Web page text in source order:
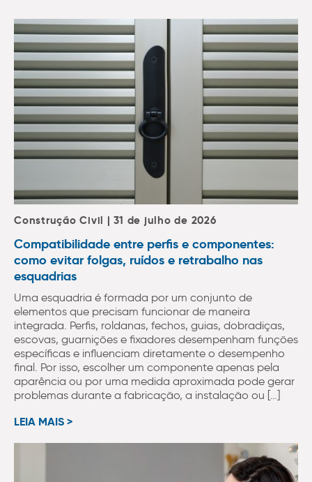
Construção Civil | 31 de julho de 2026
Compatibilidade entre perfis e componentes:
como evitar folgas, ruídos e retrabalho nas
esquadrias
Uma esquadria é formada por um conjunto de
elementos que precisam funcionar de maneira
integrada. Perfis, roldanas, fechos, guias, dobradiças,
escovas, guarnições e fixadores desempenham funções
específicas e influenciam diretamente o desempenho
final. Por isso, escolher um componente apenas pela
aparência ou por uma medida aproximada pode gerar
problemas durante a fabricação, a instalação ou […]
LEIA MAIS >